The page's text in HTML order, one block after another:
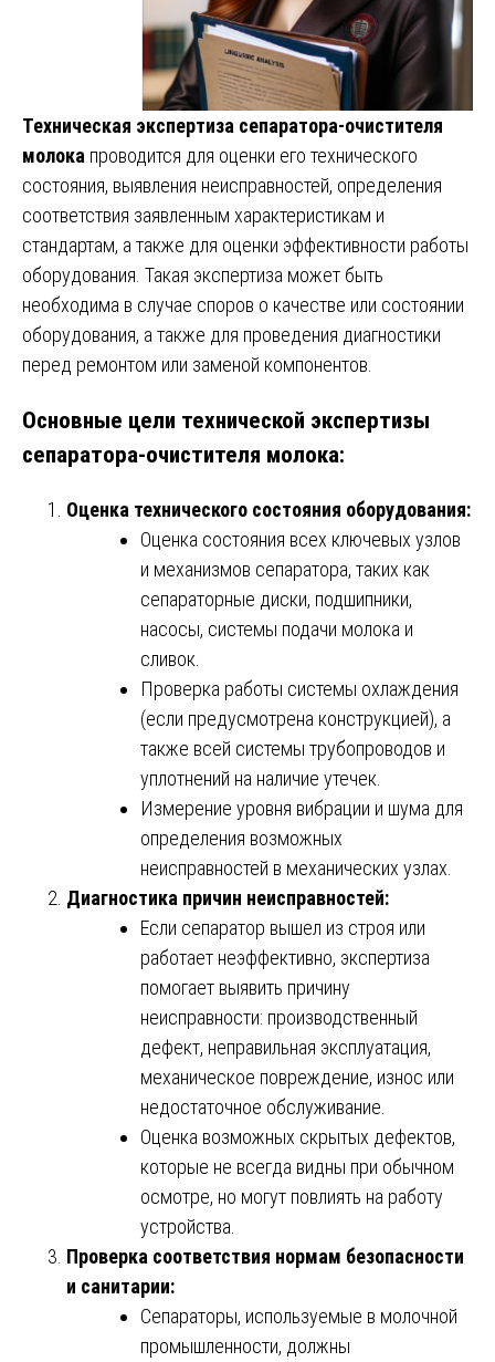
Техническая экспертиза сепаратора-очистителя
молока проводится для оценки его технического
состояния, выявления неисправностей, определения
соответствия заявленным характеристикам и
стандартам, а также для оценки эффективности работы
оборудования. Такая экспертиза может быть
необходима в случае споров о качестве или состоянии
оборудования, а также для проведения диагностики
перед ремонтом или заменой компонентов.
Основные цели технической экспертизы
сепаратора-очистителя молока:
Оценка технического состояния оборудования:
Оценка состояния всех ключевых узлов
и механизмов сепаратора, таких как
сепараторные диски, подшипники,
насосы, системы подачи молока и
сливок.
Проверка работы системы охлаждения
(если предусмотрена конструкцией), а
также всей системы трубопроводов и
уплотнений на наличие утечек.
Измерение уровня вибрации и шума для
определения возможных
неисправностей в механических узлах.
Диагностика причин неисправностей:
Если сепаратор вышел из строя или
работает неэффективно, экспертиза
помогает выявить причину
неисправности: производственный
дефект, неправильная эксплуатация,
механическое повреждение, износ или
недостаточное обслуживание.
Оценка возможных скрытых дефектов,
которые не всегда видны при обычном
осмотре, но могут повлиять на работу
устройства.
Проверка соответствия нормам безопасности
и санитарии:
Сепараторы, используемые в молочной
промышленности, должны